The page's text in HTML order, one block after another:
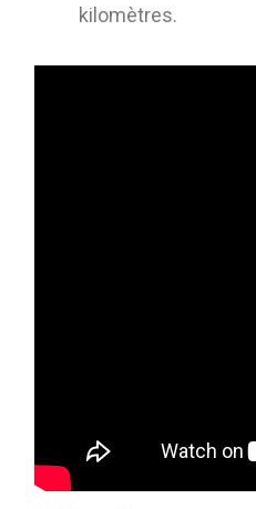
kilomètres.